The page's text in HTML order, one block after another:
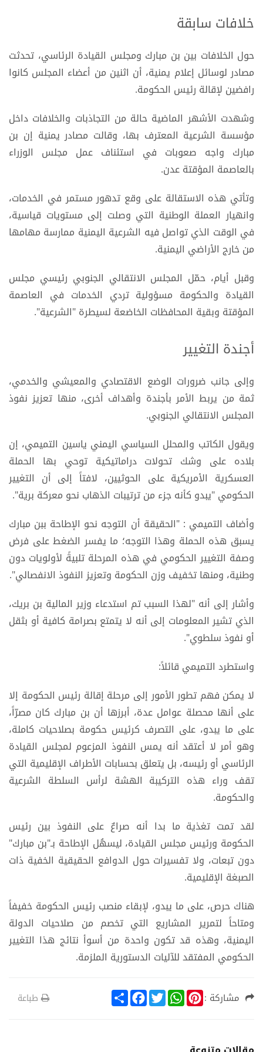
خلافات سابقة
حول الخلافات بين بن مبارك ومجلس القيادة الرئاسي، تحدثت
مصادر لوسائل إعلام يمنية، أن اثنين من أعضاء المجلس كانوا
رافضين لإقالة رئيس الحكومة.
وشهدت الأشهر الماضية حالة من التجاذبات والخلافات داخل
مؤسسة الشرعية المعترف بها، وقالت مصادر يمنية إن بن
مبارك واجه صعوبات في استئناف عمل مجلس الوزراء
بالعاصمة المؤقتة عدن.
وتأتي هذه الاستقالة على وقع تدهور مستمر في الخدمات،
وانهيار العملة الوطنية التي وصلت إلى مستويات قياسية،
في الوقت الذي تواصل فيه الشرعية اليمنية ممارسة مهامها
من خارج الأراضي اليمنية.
وقبل أيام، حمّل المجلس الانتقالي الجنوبي رئيسي مجلس
القيادة والحكومة مسؤولية تردي الخدمات في العاصمة
المؤقتة وبقية المحافظات الخاضعة لسيطرة "الشرعية".
أجندة التغيير
وإلى جانب ضرورات الوضع الاقتصادي والمعيشي والخدمي،
ثمة من يربط الأمر بأجندة وأهداف أخرى، منها تعزيز نفوذ
المجلس الانتقالي الجنوبي.
ويقول الكاتب والمحلل السياسي اليمني ياسين التميمي، إن
بلاده على وشك تحولات دراماتيكية توحي بها الحملة
العسكرية الأمريكية على الحوثيين، لافتاً إلى أن التغيير
الحكومي "يبدو كأنه جزء من ترتيبات الذهاب نحو معركة برية".
وأضاف التميمي : "الحقيقة أن التوجه نحو الإطاحة ببن مبارك
يسبق هذه الحملة وهذا التوجه؛ ما يفسر الضغط على فرض
وصفة التغيير الحكومي في هذه المرحلة تلبيةً لأولويات دون
وطنية، ومنها تخفيف وزن الحكومة وتعزيز النفوذ الانفصالي".
وأشار إلى أنه "لهذا السبب تم استدعاء وزير المالية بن بريك،
الذي تشير المعلومات إلى أنه لا يتمتع بصرامة كافية أو بثقل
أو نفوذ سلطوي".
واستطرد التميمي قائلاً:
لا يمكن فهم تطور الأمور إلى مرحلة إقالة رئيس الحكومة إلا
على أنها محصلة عوامل عدة، أبرزها أن بن مبارك كان مصرّاً،
على ما يبدو، على التصرف كرئيس حكومة بصلاحيات كاملة،
وهو أمر لا أعتقد أنه يمس النفوذ المزعوم لمجلس القيادة
الرئاسي أو رئيسه، بل يتعلق بحسابات الأطراف الإقليمية التي
تقف وراء هذه التركيبة الهشة لرأس السلطة الشرعية
والحكومة.
لقد تمت تغذية ما بدا أنه صراعٌ على النفوذ بين رئيس
الحكومة ورئيس مجلس القيادة، ليسهُل الإطاحة بـ"بن مبارك"
دون تبعات، ولا تفسيرات حول الدوافع الحقيقية الخفية ذات
الصبغة الإقليمية.
هناك حرص، على ما يبدو، لإبقاء منصب رئيس الحكومة خفيفاً
ومتاحاً لتمرير المشاريع التي تخصم من صلاحيات الدولة
اليمنية، وهذه قد تكون واحدة من أسوأ نتائج هذا التغيير
الحكومي المفتقد للآليات الدستورية الملزمة.
مشاركة : S
h
F
a
T
w
W
h
P
i طباعة